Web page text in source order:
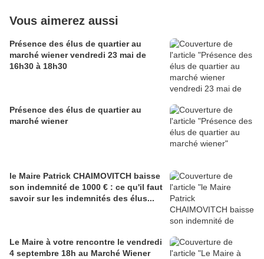
Vous aimerez aussi
Présence des élus de quartier au
marché wiener vendredi 23 mai de
16h30 à 18h30
Présence des élus de quartier au
marché wiener
le Maire Patrick CHAIMOVITCH baisse
son indemnité de 1000 € : ce qu'il faut
savoir sur les indemnités des élus...
Le Maire à votre rencontre le vendredi
4 septembre 18h au Marché Wiener